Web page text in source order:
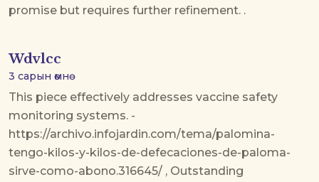
promise but requires further refinement. .
Wdvlcc
3 сарын өмнө
This piece effectively addresses vaccine safety
monitoring systems. -
https://archivo.infojardin.com/tema/palomina-
tengo-kilos-y-kilos-de-defecaciones-de-paloma-
sirve-como-abono.316645/ , Outstanding